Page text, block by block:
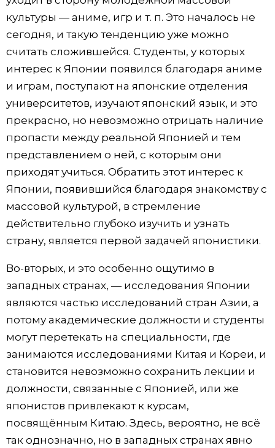
Технологии
Токио
От редакции
культуры — аниме, игр и т. п. Это началось не
сегодня, и такую тенденцию уже можно
считать сложившейся. Студенты, у которых
интерес к Японии появился благодаря аниме
и играм, поступают на японские отделения
университетов, изучают японский язык, и это
прекрасно, но невозможно отрицать наличие
пропасти между реальной Японией и тем
представлением о ней, с которым они
приходят учиться. Обратить этот интерес к
Японии, появившийся благодаря знакомству с
массовой культурой, в стремление
действительно глубоко изучить и узнать
страну, является первой задачей японистики.
Во-вторых, и это особенно ощутимо в
западных странах, — исследования Японии
являются частью исследований стран Азии, а
потому академические должности и студенты
могут перетекать на специальности, где
занимаются исследованиями Китая и Кореи, и
становится невозможно сохранить лекции и
должности, связанные с Японией, или же
японистов привлекают к курсам,
посвящённым Китаю. Здесь, вероятно, не всё
так однозначно, но в западных странах явно